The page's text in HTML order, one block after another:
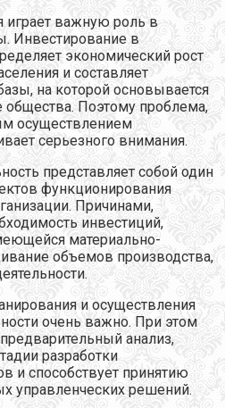
играет важную роль в
Инвестирование в
экономический рост
и составляет
на которой основывается
общества. Поэтому проблема,
осуществлением
серьезного внимания.
представляет собой один
функционирования
Причинами,
инвестиций,
материально-
объемов производства,
и осуществления
очень важно. При этом
анализ,
разработки
и способствует принятию
управленческих решений.